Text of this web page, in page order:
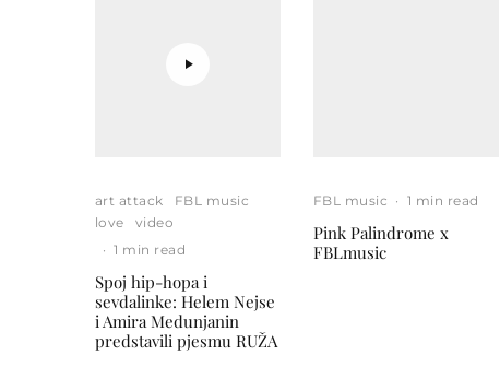
art attack
FBL music
love
video
· 1 min read
Spoj hip-hopa i
sevdalinke: Helem Nejse
i Amira Medunjanin
predstavili pjesmu RUŽA
FBL music · 1 min read
Pink Palindrome x
FBLmusic